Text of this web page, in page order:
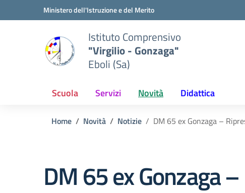
Vai ai contenuti
Vai al menu di navigazioneMinistero dell'Istruzione e del Merito
Istituto Comprensivo
"Virgilio - Gonzaga"
Eboli (Sa)
Scuola Servizi Novità Didattica
Home Novità Notizie DM 65 ex Gonzaga –
DM 65 ex Gonzaga